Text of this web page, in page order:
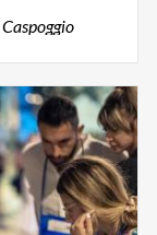
Caspoggio